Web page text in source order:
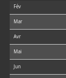
Fév
Mar
Avr
Mai
Jun